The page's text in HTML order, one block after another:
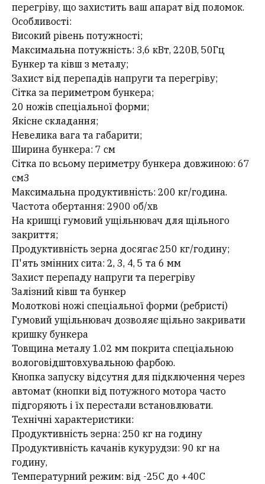
перегріву, що захистить ваш апарат від поломок.
Особливості:
Високий рівень потужності;
Максимальна потужність: 3,6 кВт, 220В, 50Гц
Бункер та ківш з металу;
Захист від перепадів напруги та перегріву;
Сітка за периметром бункера;
20 ножів спеціальної форми;
Якісне складання;
Невелика вага та габарити;
Ширина бункера: 7 см
Сітка по всьому периметру бункера довжиною: 67
см3
Максимальна продуктивність: 200 кг/година.
Частота обертання: 2900 об/хв
На кришці гумовий ущільнювач для щільного
закриття;
Продуктивність зерна досягає 250 кг/годину;
П'ять змінних сита: 2, 3, 4, 5 та 6 мм
Захист перепаду напруги та перегріву
Залізний ківш та бункер
Молоткові ножі спеціальної форми (ребристі)
Гумовий ущільнювач дозволяє щільно закривати
кришку бункера
Товщина металу 1.02 мм покрита спеціальною
вологовідштовхувальною фарбою.
Кнопка запуску відсутня для підключення через
автомат (кнопки від потужного мотора часто
підгоряють і їх перестали встановлювати.
Технічні характеристики:
Продуктивність зерна: 250 кг на годину
Продуктивність качанів кукурудзи: 90 кг на
годину,
Температурний режим: від -25С до +40С